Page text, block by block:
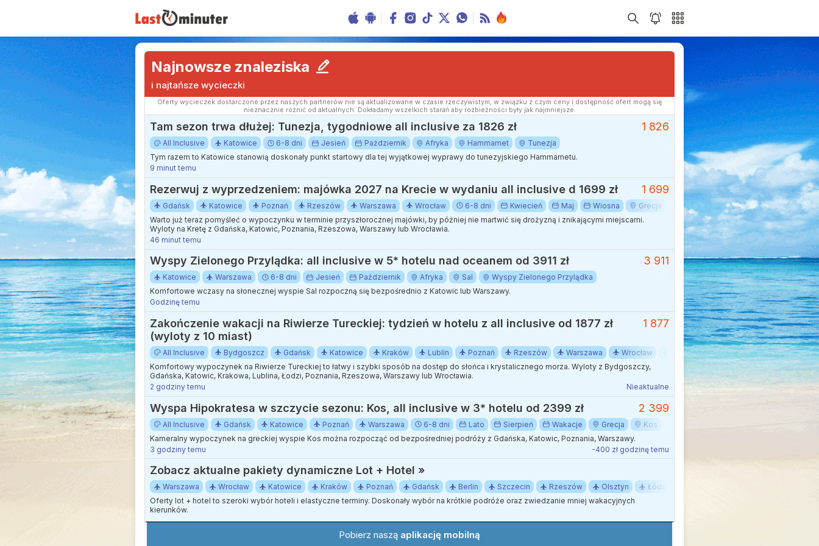
Najnowsze znaleziska
i najtańsze wycieczki
Oferty wycieczek dostarczone przez naszych partnerów nie są aktualizowane w czasie rzeczywistym, w związku z czym ceny i dostępność ofert mogą się
nieznacznie różnić od aktualnych. Dokładamy wszelkich starań aby rozbieżności były jak najmniejsze.
Tam sezon trwa dłużej: Tunezja, tygodniowe all inclusive za 1826 zł 1 826
All Inclusive Katowice 6-8 dni Jesień Październik Afryka Hammamet
Tunezja
Tym razem to Katowice stanowią doskonały punkt startowy dla tej wyjątkowej wyprawy do tunezyjskiego Hammametu.
9 minut temu
Rezerwuj z wyprzedzeniem: majówka 2027 na Krecie w wydaniu all inclusive d 1699 zł 1 699
Gdańsk Katowice Poznań Rzeszów Warszawa Wrocław 6-8 dni Kwiecień Maj Wiosna Grecja Heraklion Kreta
Majówka
Warto już teraz pomyśleć o wypoczynku w terminie przyszłorocznej majówki, by później nie martwić się drożyzną i znikającymi miejscami.
Wyloty na Kretę z Gdańska, Katowic, Poznania, Rzeszowa, Warszawy lub Wrocławia.
46 minut temu
Wyspy Zielonego Przylądka: all inclusive w 5* hotelu nad oceanem od 3911 zł 3 911
Katowice Warszawa 6-8 dni Jesień Październik Afryka Sal
Wyspy Zielonego Przylądka
Komfortowe wczasy na słonecznej wyspie Sal rozpoczną się bezpośrednio z Katowic lub Warszawy.
Godzinę temu
Zakończenie wakacji na Riwierze Tureckiej: tydzień w hotelu z all inclusive od 1877 zł
(wyloty z 10 miast)
1 877
All Inclusive Bydgoszcz Gdańsk Katowice Kraków Lublin Poznań Rzeszów Warszawa Wrocław Łódź 6-8 dni Lato
Sierpień
Komfortowy wypoczynek na Riwierze Tureckiej to łatwy i szybki sposób na dostęp do słońca i krystalicznego morza. Wyloty z Bydgoszczy,
Gdańska, Katowic, Krakowa, Lublina, Łodzi, Poznania, Rzeszowa, Warszawy lub Wrocławia.
2 godziny temu
Nieaktualne
Wyspa Hipokratesa w szczycie sezonu: Kos, all inclusive w 3* hotelu od 2399 zł 2 399
All Inclusive Gdańsk Katowice Poznań Warszawa 6-8 dni Lato Sierpień Wakacje Grecja
Kos
Kameralny wypoczynek na greckiej wyspie Kos można rozpocząć od bezpośredniej podróży z Gdańska, Katowic, Poznania, Warszawy.
3 godziny temu
-400 zł godzinę temu
Zobacz aktualne pakiety dynamiczne Lot + Hotel »
Warszawa Wrocław Katowice Kraków Poznań Gdańsk Berlin Szczecin Rzeszów Olsztyn Łódź
Oferty lot + hotel to szeroki wybór hoteli i elastyczne terminy. Doskonały wybór na krótkie podróże oraz zwiedzanie mniej wakacyjnych
kierunków.
Pobierz naszą aplikację mobilną